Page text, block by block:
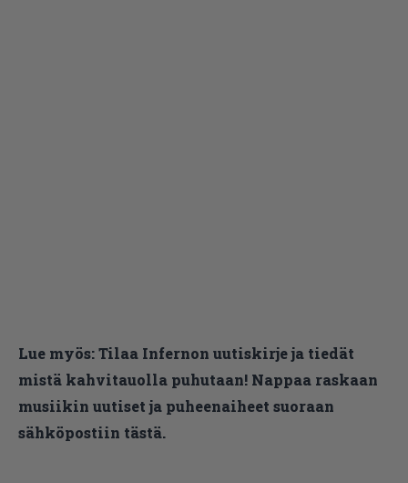
Lue myös:Tilaa Infernon uutiskirje ja tiedät
mistä kahvitauolla puhutaan! Nappaa raskaan
musiikin uutiset ja puheenaiheet suoraan
sähköpostiin tästä.